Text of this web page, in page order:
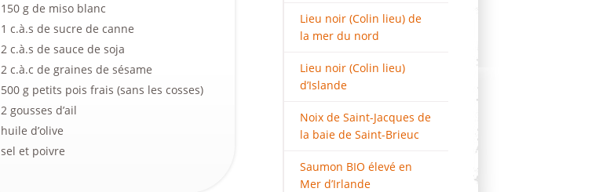
150 g de miso blanc
1 c.à.s de sucre de canne
2 c.à.s de sauce de soja
2 c.à.c de graines de sésame
500 g petits pois frais (sans les cosses)
2 gousses d’ail
huile d’olive
sel et poivre
Lieu noir (Colin lieu) de
la mer du nord
Lieu noir (Colin lieu)
d’Islande
Noix de Saint-Jacques de
la baie de Saint-Brieuc
Saumon BIO élevé en
Mer d’Irlande